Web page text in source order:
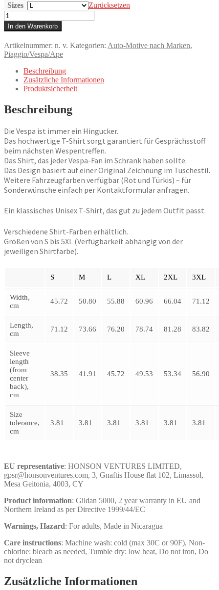
Sizes
Zurücksetzen
T-
Shirt,
Vespa
Faro
Basso,
Monochrom
Menge
In den Warenkorb
Artikelnummer: n. v. Kategorien: Auto-Motive nach Marken,
Piaggio/Vespa/Ape
Beschreibung
Zusätzliche Informationen
Produktsicherheit
Beschreibung
Die Vespa ist immer ein Hingucker.
Das hochwertige T-Shirt sorgt garantiert für Gesprächsstoff
beim nächsten Wespentreffen.
Das Shirt, das jeder Vespa-Fan im Schrank haben sollte.
Das Design basiert auf einer Original Zeichnung im Tuschestil.
Weitere Fahrzeugfarben verfügbar (Rot und Türkis) – für
Sonderwünsche einfach per Kontaktformular anfragen.
Ein klassisches Unisex T-Shirt, das gut zu jedem Outfit passt.
Verschiedene Shirt-Farben erhältlich.
Größen von S bis 5XL (Verfügbarkeit abhängig von der
jeweiligen Shirtfarbe).
S M L XL 2XL 3XL
Width,
cm
45.72 50.80 55.88 60.96 66.04 71.12
Length,
cm
71.12 73.66 76.20 78.74 81.28 83.82
Sleeve
length
(from
center
back),
cm
38.35 41.91 45.72 49.53 53.34 56.90
Size
tolerance,
cm
3.81 3.81 3.81 3.81 3.81 3.81
EU representative: HONSON VENTURES LIMITED,
gpsr@honsonventures.com, 3, Gnaftis House flat 102, Limassol,
Mesa Geitonia, 4003, CY
Product information: Gildan 5000, 2 year warranty in EU and
Northern Ireland as per Directive 1999/44/EC
Warnings, Hazard: For adults, Made in Nicaragua
Care instructions: Machine wash: cold (max 30C or 90F), Non-
chlorine: bleach as needed, Tumble dry: low heat, Do not iron, Do
not dryclean
Zusätzliche Informationen